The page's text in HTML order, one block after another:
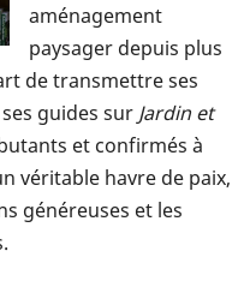
aménagement
paysager depuis plus
de transmettre ses
guides sur Jardin et
et confirmés à
véritable havre de paix,
généreuses et les